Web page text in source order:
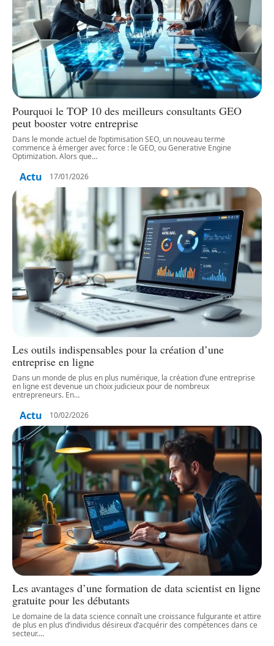
Pourquoi le TOP 10 des meilleurs consultants GEO
peut booster votre entreprise
Dans le monde actuel de l’optimisation SEO, un nouveau terme
commence à émerger avec force : le GEO, ou Generative Engine
Optimization. Alors que…
Actu 17/01/2026
Les outils indispensables pour la création d’une
entreprise en ligne
Dans un monde de plus en plus numérique, la création d’une entreprise
en ligne est devenue un choix judicieux pour de nombreux
entrepreneurs. En…
Actu 10/02/2026
Les avantages d’une formation de data scientist en ligne
gratuite pour les débutants
Le domaine de la data science connaît une croissance fulgurante et attire
de plus en plus d’individus désireux d’acquérir des compétences dans ce
secteur.…